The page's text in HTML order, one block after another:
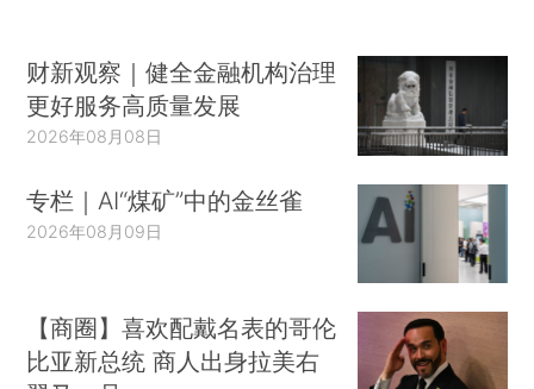
财新观察｜健全金融机构治理
更好服务高质量发展
2026年08月08日
专栏｜AI“煤矿”中的金丝雀
2026年08月09日
【商圈】喜欢配戴名表的哥伦
比亚新总统 商人出身拉美右